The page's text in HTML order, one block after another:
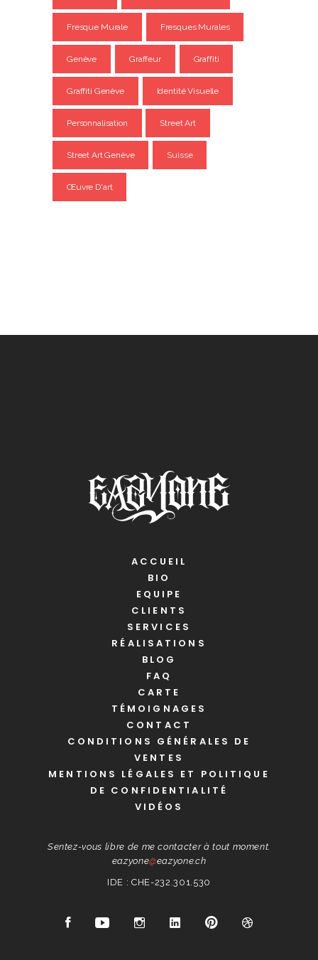
Fresque Murale Fresques Murales
Genève Graffeur Graffiti
Graffiti Genève Identité Visuelle
Personnalisation Street Art
Street Art Genève Suisse
Œuvre D'art
ACCUEIL
BIO
EQUIPE
CLIENTS
SERVICES
RÉALISATIONS
BLOG
FAQ
CARTE
TÉMOIGNAGES
CONTACT
CONDITIONS GÉNÉRALES DE
VENTES
MENTIONS LÉGALES ET POLITIQUE
DE CONFIDENTIALITÉ
VIDÉOS
Sentez-vous libre de me contacter à tout moment.
eazyone@eazyone.ch
IDE : CHE-232.301.530